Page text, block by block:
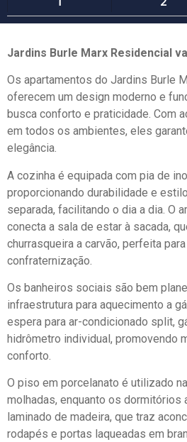
Jardins Burle Marx Residencial
Os apartamentos do Jardins Burle
oferecem um design moderno e
busca conforto e praticidade. Com
em todos os ambientes, eles
elegância.
A cozinha é equipada com pia de
proporcionando durabilidade e
separada, facilitando o dia a dia. O
conecta a sala de estar à sacada,
churrasqueira a carvão, perfeita
confraternização.
Os banheiros sociais são bem
infraestrutura para aquecimento a
espera para ar-condicionado split,
hidrômetro individual, promovendo
conforto.
O piso em porcelanato é utilizado
molhadas, enquanto os dormitórios
laminado de madeira, que traz
rodapés e portas laqueadas em